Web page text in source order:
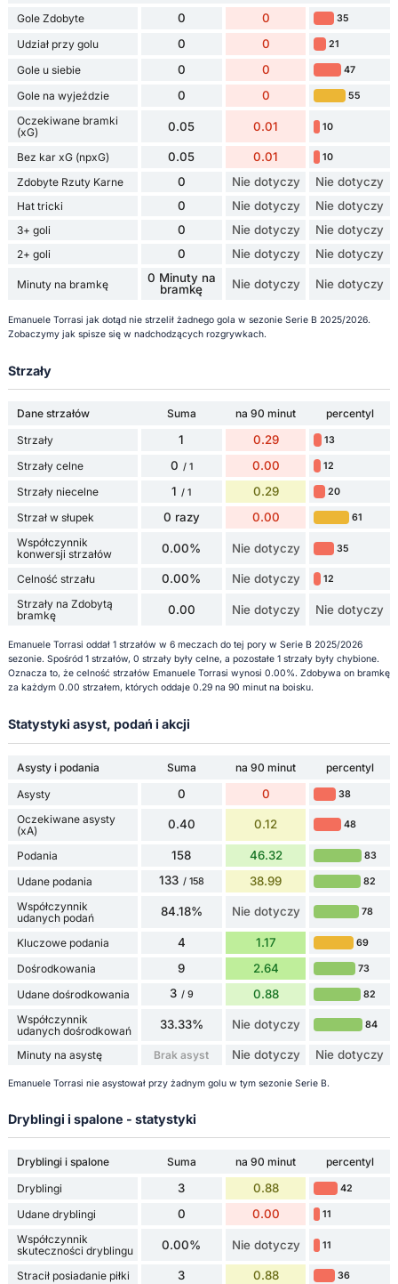
Gole Zdobyte
0 0 35
Udział przy golu 0 0 21
Gole u siebie 0 0 47
Gole na wyjeździe 0 0 55
Oczekiwane bramki
(xG)
0.05 0.01 10
Bez kar xG (npxG) 0.05 0.01 10
Zdobyte Rzuty Karne 0 Nie dotyczy Nie dotyczy
Hat tricki 0 Nie dotyczy Nie dotyczy
3+ goli 0 Nie dotyczy Nie dotyczy
2+ goli 0 Nie dotyczy Nie dotyczy
Minuty na bramkę
0 Minuty na
bramkę
Nie dotyczy Nie dotyczy
Emanuele Torrasi jak dotąd nie strzelił żadnego gola w sezonie Serie B 2025/2026.
Zobaczymy jak spisze się w nadchodzących rozgrywkach.
Strzały
Dane strzałów Suma na 90 minut
percentyl
Strzały
1 0.29 13
Strzały celne 0 / 1 0.00 12
Strzały niecelne 1 / 1 0.29 20
Strzał w słupek 0 razy 0.00 61
Współczynnik
konwersji strzałów
0.00% Nie dotyczy 35
Celność strzału 0.00% Nie dotyczy 12
Strzały na Zdobytą
bramkę
0.00 Nie dotyczy Nie dotyczy
Emanuele Torrasi oddał 1 strzałów w 6 meczach do tej pory w Serie B 2025/2026
sezonie. Spośród 1 strzałów, 0 strzały były celne, a pozostałe 1 strzały były chybione.
Oznacza to, że celność strzałów Emanuele Torrasi wynosi 0.00%. Zdobywa on bramkę
za każdym 0.00 strzałem, których oddaje 0.29 na 90 minut na boisku.
Statystyki asyst, podań i akcji
Asysty i podania Suma na 90 minut
percentyl
Asysty
0 0 38
Oczekiwane asysty
(xA)
0.40 0.12 48
Podania 158 46.32 83
Udane podania 133 / 158 38.99 82
Współczynnik
udanych podań
84.18% Nie dotyczy 78
Kluczowe podania 4 1.17 69
Dośrodkowania 9 2.64 73
Udane dośrodkowania 3 / 9 0.88 82
Współczynnik
udanych dośrodkowań
33.33% Nie dotyczy 84
Minuty na asystę Brak asyst Nie dotyczy Nie dotyczy
Emanuele Torrasi nie asystował przy żadnym golu w tym sezonie Serie B.
Dryblingi i spalone - statystyki
Dryblingi i spalone Suma na 90 minut
percentyl
Dryblingi
3 0.88 42
Udane dryblingi 0 0.00 11
Współczynnik
skuteczności dryblingu
0.00% Nie dotyczy 11
Stracił posiadanie piłki 3 0.88 36